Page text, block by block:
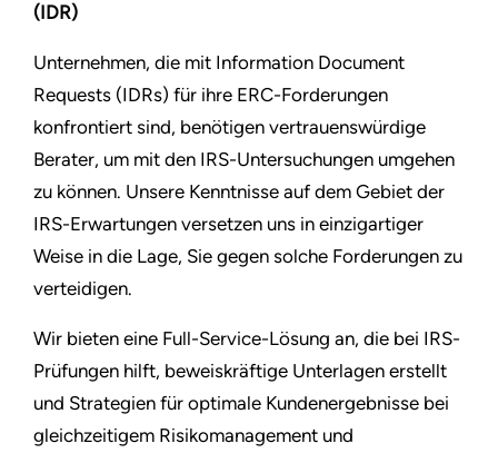
(IDR)
Unternehmen, die mit Information Document
Requests (IDRs) für ihre ERC-Forderungen
konfrontiert sind, benötigen vertrauenswürdige
Berater, um mit den IRS-Untersuchungen umgehen
zu können. Unsere Kenntnisse auf dem Gebiet der
IRS-Erwartungen versetzen uns in einzigartiger
Weise in die Lage, Sie gegen solche Forderungen zu
verteidigen.
Wir bieten eine Full-Service-Lösung an, die bei IRS-
Prüfungen hilft, beweiskräftige Unterlagen erstellt
und Strategien für optimale Kundenergebnisse bei
gleichzeitigem Risikomanagement und